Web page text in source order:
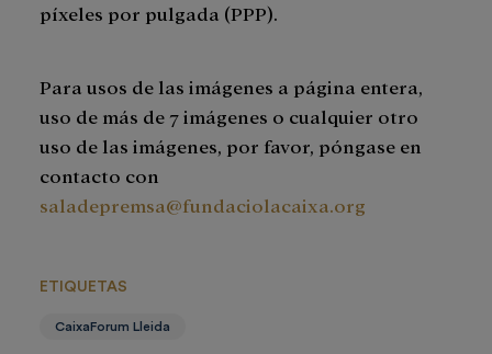
píxeles por pulgada (PPP).
Para usos de las imágenes a página entera,
uso de más de 7 imágenes o cualquier otro
uso de las imágenes, por favor, póngase en
contacto con
saladepremsa@fundaciolacaixa.org
ETIQUETAS
CaixaForum Lleida